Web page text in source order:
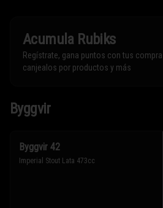
Acumula Rubiks
Regístrate, gana puntos con tus
canjealos por productos y más
Byggvir
Byggvir 42
Imperial Stout Lata 473cc